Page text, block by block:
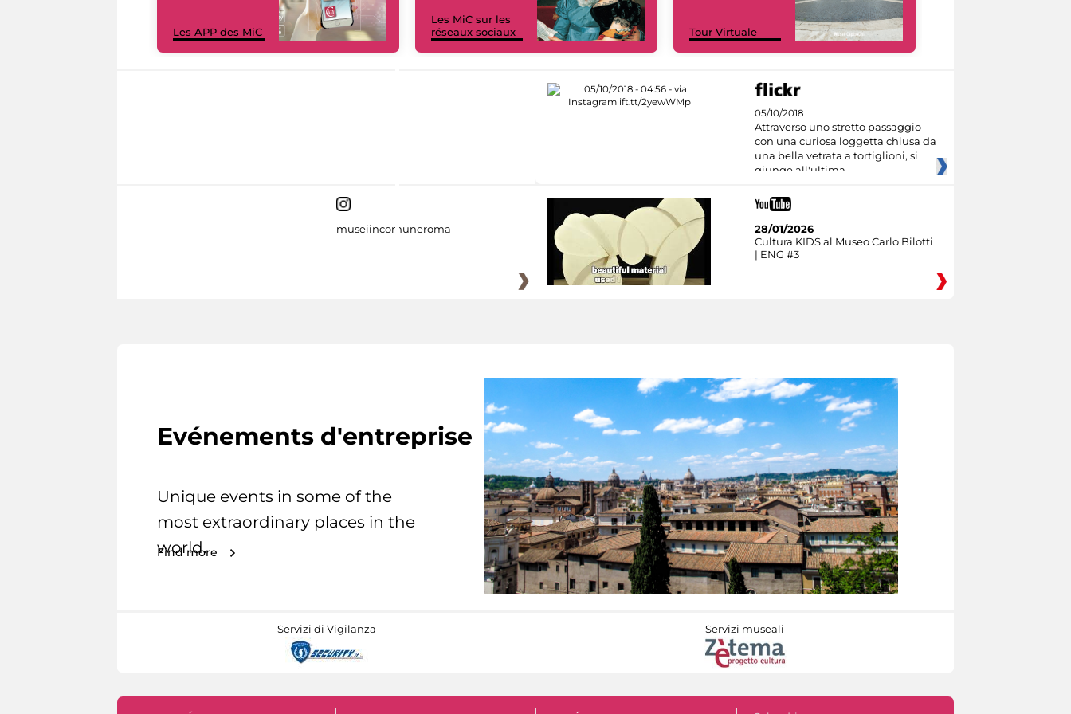
Les APP des MiC
Les MiC sur les
réseaux sociaux
Tour Virtuale
05/10/2018
Attraverso uno stretto passaggio
con una curiosa loggetta chiusa da
una bella vetrata a tortiglioni, si
giunge all'ultima
museiincomuneroma
28/01/2026
Cultura KIDS al Museo Carlo Bilotti
| ENG #3
Evénements d'entreprise
Unique events in some of the
most extraordinary places in the
world.
Find more
Servizi di Vigilanza Servizi museali